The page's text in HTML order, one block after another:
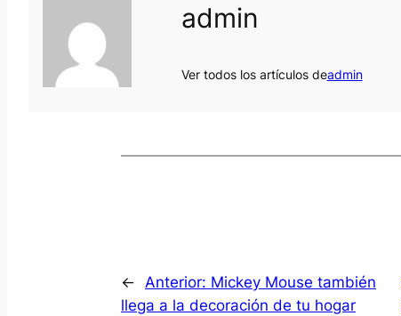
admin
Ver todos los artículos deadmin
← Anterior: Mickey Mouse también
llega a la decoración de tu hogar